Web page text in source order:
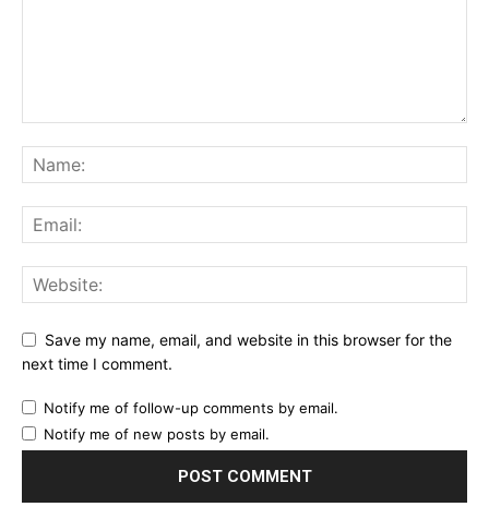
Save my name, email, and website in this browser for the
next time I comment.
Notify me of follow-up comments by email.
Notify me of new posts by email.